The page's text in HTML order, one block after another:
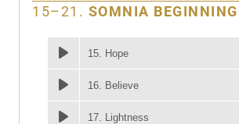
15–21. SOMNIA BEGINNING
15. Hope
16. Believe
17. Lightness